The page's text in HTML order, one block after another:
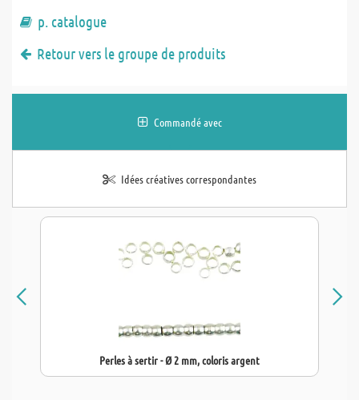
p. catalogue
Retour vers le groupe de produits
Commandé avec
Idées créatives correspondantes
Perles à sertir - Ø 2 mm, coloris argent